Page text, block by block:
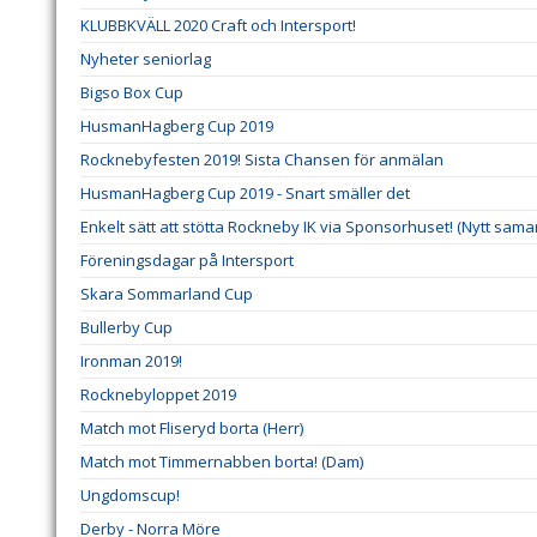
KLUBBKVÄLL 2020 Craft och Intersport!
Nyheter seniorlag
Bigso Box Cup
HusmanHagberg Cup 2019
Rocknebyfesten 2019! Sista Chansen för anmälan
HusmanHagberg Cup 2019 - Snart smäller det
Enkelt sätt att stötta Rockneby IK via Sponsorhuset! (Nytt
Föreningsdagar på Intersport
Skara Sommarland Cup
Bullerby Cup
Ironman 2019!
Rocknebyloppet 2019
Match mot Fliseryd borta (Herr)
Match mot Timmernabben borta! (Dam)
Ungdomscup!
Derby - Norra Möre